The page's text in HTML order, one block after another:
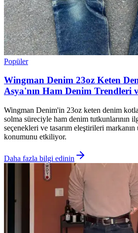
Popüler
Wingman Denim 23oz Keten
Asya'nın Ham Denim Trendleri
Wingman Denim'in 23oz keten denim
solma süreciyle ham denim tutkunlarının
seçenekleri ve tasarım eleştirileri markanın
konumunu etkiliyor.
Daha fazla bilgi edinin